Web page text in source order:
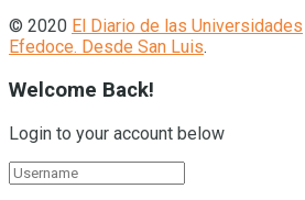
© 2020 El Diario de las Universidades
Efedoce. Desde San Luis.
Welcome Back!
Login to your account below